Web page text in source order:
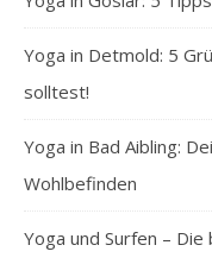
Yoga in Detmold: 5
solltest!
Yoga in Bad Aibling:
Wohlbefinden
Yoga und Surfen –